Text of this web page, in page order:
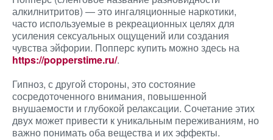
алкилнитритов) — это ингаляционные наркотики,
часто используемые в рекреационных целях для
усиления сексуальных ощущений или создания
чувства эйфории. Попперс купить можно здесь на
https://popperstime.ru/.
Гипноз, с другой стороны, это состояние
сосредоточенного внимания, повышенной
внушаемости и глубокой релаксации. Сочетание этих
двух может привести к уникальным переживаниям, но
важно понимать оба вещества и их эффекты.